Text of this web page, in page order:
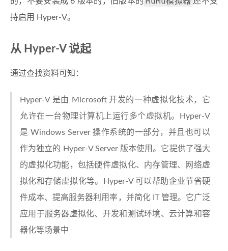
持启用 Hyper-V。
从 Hyper-V 说起
通过查找资料可知：
Hyper-V 是由 Microsoft 开发的一种虚拟化技术，它
允许在一台物理计算机上运行多个虚拟机。Hyper-V
是 Windows Server 操作系统的一部分，并且也可以
作为独立的 Hyper-V Server 版本使用。它提供了强大
的虚拟化功能，包括硬件虚拟化、内存管理、网络虚
拟化和存储虚拟化等。Hyper-V 可以帮助企业节省硬
件成本、提高服务器利用率，并简化 IT 管理。它广泛
应用于服务器虚拟化、开发和测试环境、云计算和容
器化等场景中